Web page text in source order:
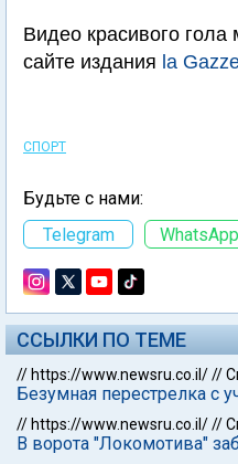
Видео красивого гола
сайте издания la
СПОРТ
Будьте с нами:
Telegram
WhatsApp
ССЫЛКИ ПО ТЕМЕ
// https://www.newsru.co.il///
Безумная перестрелка с
// https://www.newsru.co.il///
В ворота "Локомотива"